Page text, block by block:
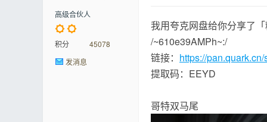
高级合伙人
积分
45078
发消息
我用夸克网盘给你分享了
/~610e39AMPh~:/
链接： https://
提取码：EEYD
哥特双马尾